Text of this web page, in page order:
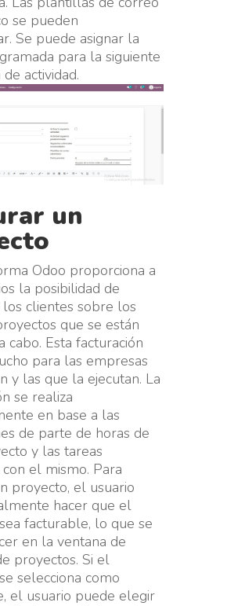
se pueden
Se puede asignar la
para la siguiente
actividad.
un
Odoo proporciona a
la posibilidad de
clientes sobre los
que se están
cabo. Esta facturación
para las empresas
y las que la ejecutan. La
se realiza
en base a las
de parte de horas de
y las tareas
con el mismo. Para
proyecto, el usuario
hacer que el
facturable, lo que se
en la ventana de
proyectos. Si el
selecciona como
el usuario puede elegir